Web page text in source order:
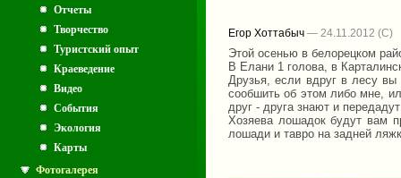
Отчеты
Творчество
Туристский опыт
Краеведение
Видео
События
Экология
Карты
Фотогалерея
Егор Хоттабыч — 24.11.2012
Этой осенью в белорецком
В Елани 1 голова, в
Друзья, если вдруг в лесу вы
сообшить об этом либо мне,
друг - друга знают и
Хозяева лошадок будут вам
лошади и тавро на задней